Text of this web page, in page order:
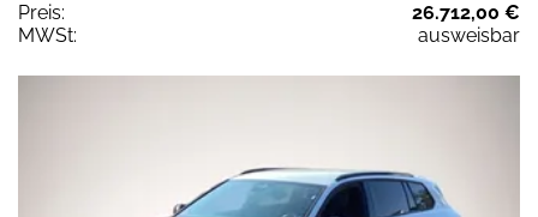
Preis:
26.712,00 €
MWSt:
ausweisbar